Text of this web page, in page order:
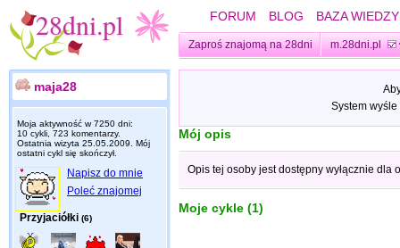
FORUM BLOG BAZA WIEDZY
Zaproś znajomą na 28dni m.28dni.pl
maja28
Moja aktywność w 7250 dni:
10 cykli, 723 komentarzy.
Ostatnia wizyta 25.05.2009 . Mój
ostatni cykl się skończył.
Napisz do mnie
Poleć znajomej
Przyjaciółki (6)
System
Mój opis
Opis tej osoby jest dostępny wyłącznie dla
Moje cykle (1)